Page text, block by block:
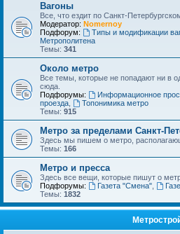
Вагоны
Все, что ездит по Санкт-
Модератор: Nomernoy
Подфорум:
Типы и модификации
Метрополитена
Темы: 341
Около метро
Все темы, которые не попадают ни в
сюда.
Подфорумы:
Информационное
проезда
Топонимика метро
Темы: 915
Метро за пределами Санкт-
Здесь мы пишем о метро,
Темы: 166
Метро и пресса
Здесь все вещи, которые пишут о
Подфорумы:
Газета "Смена",
Темы: 1832